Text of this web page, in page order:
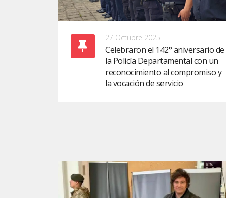
27 Octubre 2025
Celebraron el 142° aniversario de
la Policía Departamental con un
reconocimiento al compromiso y
la vocación de servicio